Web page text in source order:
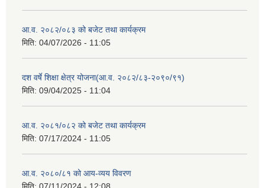
आ.व. २०८२/०८३ को बजेट तथा कार्यक्रम
मिति: 04/07/2026 - 11:05
दश वर्षे शिक्षा क्षेत्र योजना(आ.व. २०८२/८३-२०९०/९१)
मिति: 09/04/2025 - 11:04
आ.व. २०८१/०८२ को बजेट तथा कार्यक्रम
मिति: 07/17/2024 - 11:05
आ.व. २०८०/८१ को आय-व्यय विवरण
मिति: 07/11/2024 - 12:08